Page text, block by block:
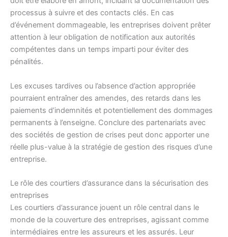
processus à suivre et des contacts clés. En cas
d’événement dommageable, les entreprises doivent prêter
attention à leur obligation de notification aux autorités
compétentes dans un temps imparti pour éviter des
pénalités.
Les excuses tardives ou l’absence d’action appropriée
pourraient entraîner des amendes, des retards dans les
paiements d’indemnités et potentiellement des dommages
permanents à l’enseigne. Conclure des partenariats avec
des sociétés de gestion de crises peut donc apporter une
réelle plus-value à la stratégie de gestion des risques d’une
entreprise.
Le rôle des courtiers d’assurance dans la sécurisation des
entreprises
Les courtiers d’assurance jouent un rôle central dans le
monde de la couverture des entreprises, agissant comme
intermédiaires entre les assureurs et les assurés. Leur